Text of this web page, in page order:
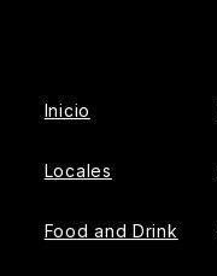
Inicio
Locales
Food and Drink